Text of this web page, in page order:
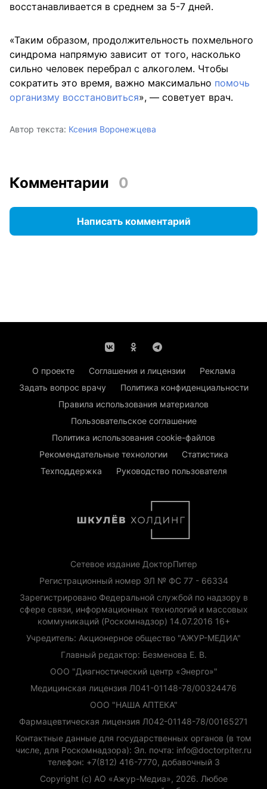
восстанавливается в среднем за 5-7 дней.
«Таким образом, продолжительность похмельного
синдрома напрямую зависит от того, насколько
сильно человек перебрал с алкоголем. Чтобы
сократить это время, важно максимально помочь
организму восстановиться», — советует врач.
Автор текста: Ксения Воронежцева
Комментарии 0
Написать комментарий
О проекте Соглашения и лицензии
Реклама
Задать вопрос врачу
Политика конфиденциальности
Правила использования материалов
Пользовательское соглашение
Политика использования cookie-файлов
Рекомендательные технологии
Статистика
Техподдержка
Руководство пользователя
Сетевое издание ДокторПитер
Регистрационный номер ЭЛ № ФС 77 - 66334
Зарегистрировано Федеральной службой по надзору в
сфере связи, информационных технологий и массовых
коммуникаций (Роскомнадзор) 14.07.2016 16+
Учредитель: Акционерное общество "АЖУР-МЕДИА"
Главный редактор: Безменова Е. В.
ООО "Диагностический центр «Энерго»"
Медицинская лицензия Л041-01148-78/00324476
ООО "НАША АПТЕКА"
Фармацевтическая лицензия Л042-01148-78/00165271
Контактные данные для государственных органов (в том
числе, для Роскомнадзора): Эл. почта: info@doctorpiter.ru
телефон: +7(812) 416-7770, добавочный 3
Copyright (с) АО «Ажур-Медиа», 2026. Любое